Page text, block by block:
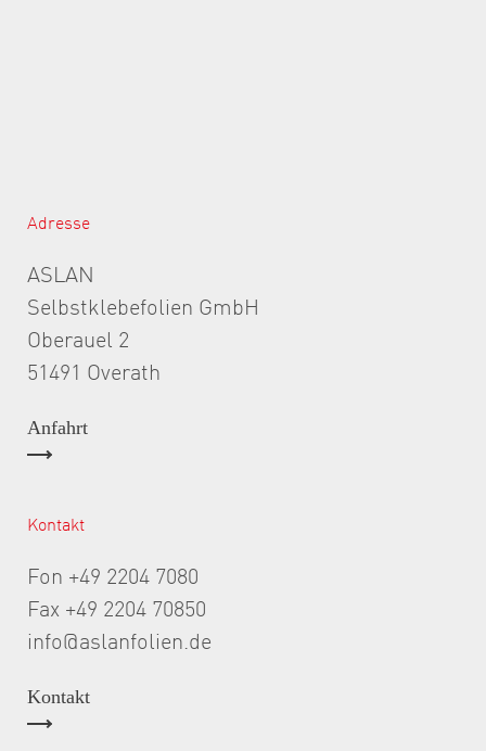
Adresse
ASLAN
Selbstklebefolien GmbH
Oberauel 2
51491 Overath
Anfahrt
Kontakt
Fon +49 2204 7080
Fax +49 2204 70850
info@aslanfolien.de
Kontakt